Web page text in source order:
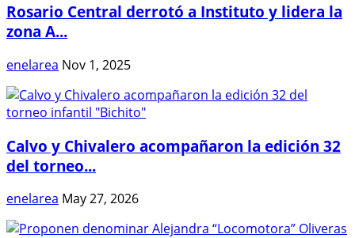
Rosario Central derrotó a Instituto y lidera la
zona A...
enelarea Nov 1, 2025
Calvo y Chivalero acompañaron la edición 32
del torneo...
enelarea May 27, 2026